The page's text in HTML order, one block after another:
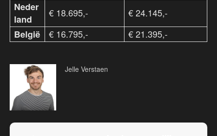
Neder
land
€ 18.695,-
€ 24.145,-
België
€ 16.795,- € 21.395,-
Jelle Verstaen